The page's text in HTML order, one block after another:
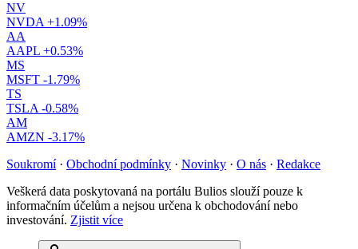
NV
NVDA +1.09%
AA
AAPL +0.53%
MS
MSFT -1.79%
TS
TSLA -0.58%
AM
AMZN -3.17%
Soukromí · Obchodní podmínky · Novinky · O nás · Redakce
Veškerá data poskytovaná na portálu Bulios slouží pouze k
informačním účelům a nejsou určena k obchodování nebo
investování. Zjistit více